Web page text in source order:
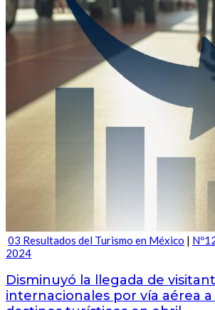
03 Resultados del Turismo en México |
2024
Disminuyó la llegada de
internacionales por vía aérea